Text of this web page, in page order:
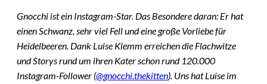
Gnocchi ist ein Instagram-Star. Das Besondere daran: Er hat
einen Schwanz, sehr viel Fell und eine große Vorliebe für
Heidelbeeren. Dank Luise Klemm erreichen die Flachwitze
und Storys rund um ihren Kater schon rund 120.000
Instagram-Follower (@gnocchi.thekitten). Uns hat Luise im